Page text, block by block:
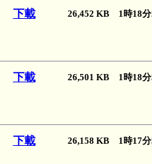
下載
26,452 KB 1時18
下載
26,501 KB 1時18
下載
26,158 KB 1時17